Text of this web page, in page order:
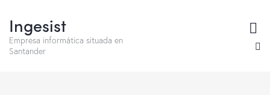
Ingesist
Empresa informática situada en
Santander